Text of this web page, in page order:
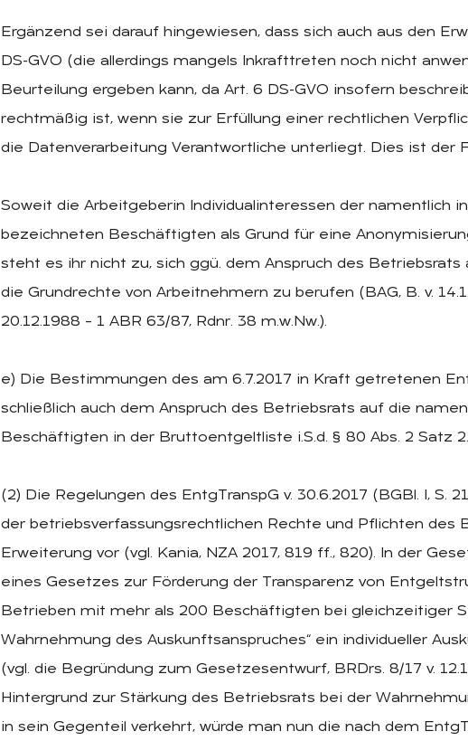
Ergänzend sei darauf hingewiesen, dass sich auch aus den
DS-GVO (die allerdings mangels Inkrafttreten noch nicht
Beurteilung ergeben kann, da Art. 6 DS-GVO insofern
rechtmäßig ist, wenn sie zur Erfüllung einer rechtlichen
die Datenverarbeitung Verantwortliche unterliegt. Dies ist der
Soweit die Arbeitgeberin Individualinteressen der namentlich
bezeichneten Beschäftigten als Grund für eine
steht es ihr nicht zu, sich ggü. dem Anspruch des Betriebsrats
die Grundrechte von Arbeitnehmern zu berufen (BAG, B. v.
20.12.1988 – 1 ABR 63/87, Rdnr. 38 m.w.Nw.).
e) Die Bestimmungen des am 6.7.2017 in Kraft getretenen
schließlich auch dem Anspruch des Betriebsrats auf die
Beschäftigten in der Bruttoentgeltliste i.S.d. § 80 Abs. 2 Satz
(2) Die Regelungen des EntgTranspG v. 30.6.2017 (BGBl. I, S.
der betriebsverfassungsrechtlichen Rechte und Pflichten des
Erweiterung vor (vgl. Kania, NZA 2017, 819 ff., 820). In der
eines Gesetzes zur Förderung der Transparenz von
Betrieben mit mehr als 200 Beschäftigten bei gleichzeitiger
Wahrnehmung des Auskunftsanspruches“ ein individueller
(vgl. die Begründung zum Gesetzesentwurf, BRDrs. 8/17 v.
Hintergrund zur Stärkung des Betriebsrats bei der
in sein Gegenteil verkehrt, würde man nun die nach dem